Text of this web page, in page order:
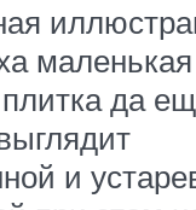
маленькая
да
и